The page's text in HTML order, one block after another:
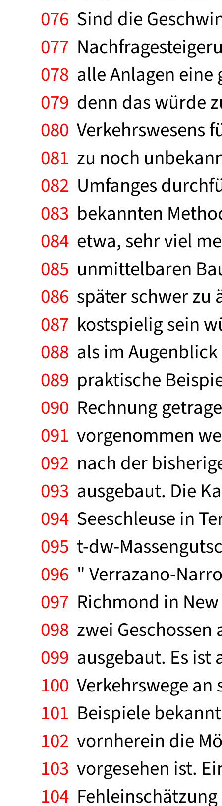
076 Sind die
077
078 alle Anlagen
079 denn das würde
080 Verkehrswesens
081 zu noch
082 Umfanges
083 bekannten
084 etwa, sehr viel
085 unmittelbaren
086 später schwer zu
087 kostspielig sein
088 als im
089 praktische
090 Rechnung
091 vorgenommen
092 nach der
093 ausgebaut. Die
094 Seeschleuse in
095 t-dw-
096 " Verrazano-
097 Richmond in
098 zwei
099 ausgebaut. Es
100 Verkehrswege
101 Beispiele
102 vornherein die
103 vorgesehen ist.
104